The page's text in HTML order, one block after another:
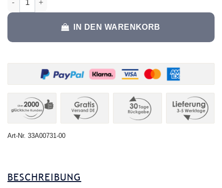
IN DEN WARENKORB
Art-Nr. 33A00731-00
BESCHREIBUNG